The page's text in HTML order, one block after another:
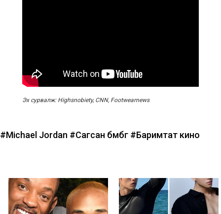
Эх сурвалж: Highsnobiety, CNN, Footwearnews
#Michael Jordan #Сагсан бөмбөг #Баримтат кино